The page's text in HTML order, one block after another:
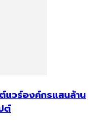
วร์องค์กรแสนล้าน
ต์